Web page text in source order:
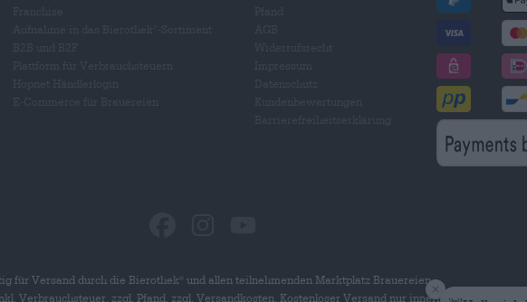
für Versand durch die Bierothek
und allen teilnehmenden Marktplatz Brauereien
Verbrauchsteuer, zzgl. Pfand, zzgl. Versandkosten. Kostenloser Versand nur innerhalb Deutschlands.